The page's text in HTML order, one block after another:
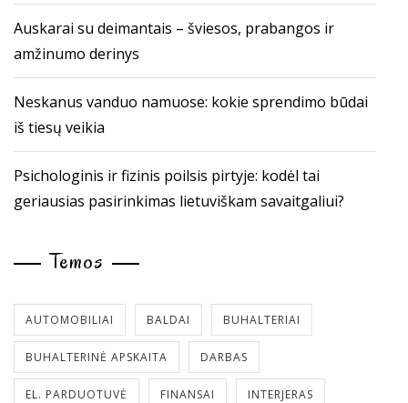
Auskarai su deimantais – šviesos, prabangos ir
amžinumo derinys
Neskanus vanduo namuose: kokie sprendimo būdai
iš tiesų veikia
Psichologinis ir fizinis poilsis pirtyje: kodėl tai
geriausias pasirinkimas lietuviškam savaitgaliui?
Temos
AUTOMOBILIAI BALDAI BUHALTERIAI
BUHALTERINĖ APSKAITA DARBAS
EL. PARDUOTUVĖ FINANSAI INTERJERAS